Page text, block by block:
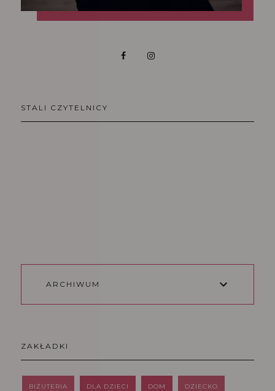
STALI CZYTELNICY
ARCHIWUM
ZAKŁADKI
BIŻUTERIA DLA DZIECI DOM DZIECKO